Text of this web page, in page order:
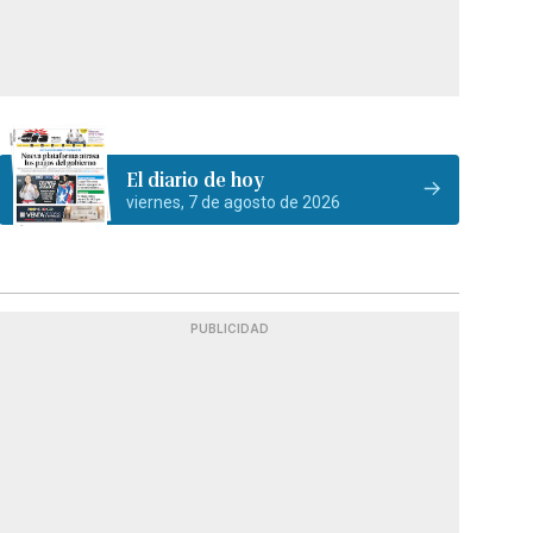
El diario de hoy
viernes, 7 de agosto de 2026
PUBLICIDAD